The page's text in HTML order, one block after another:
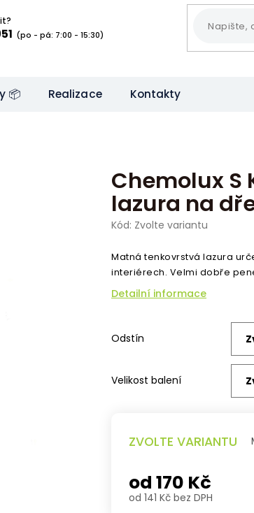
(po - pá: 7:00 - 15:30)
📦 Realizace Kontakty
Chemolux S
lazura na
Kód: Zvolte variantu
ZVOLTE VARIANTU
od 170 Kč
od 141 Kč bez DPH
Odstín
Velikost balení
Matná tenkovrstvá lazura
interiérech. Velmi dobře
Detailní informace